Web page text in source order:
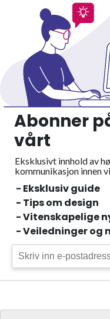
Abonner
vårt
Eksklusivt innhold av
kommunikasjon innen
- Eksklusiv guide
- Tips om design
- Vitenskapelige
- Veiledninger og